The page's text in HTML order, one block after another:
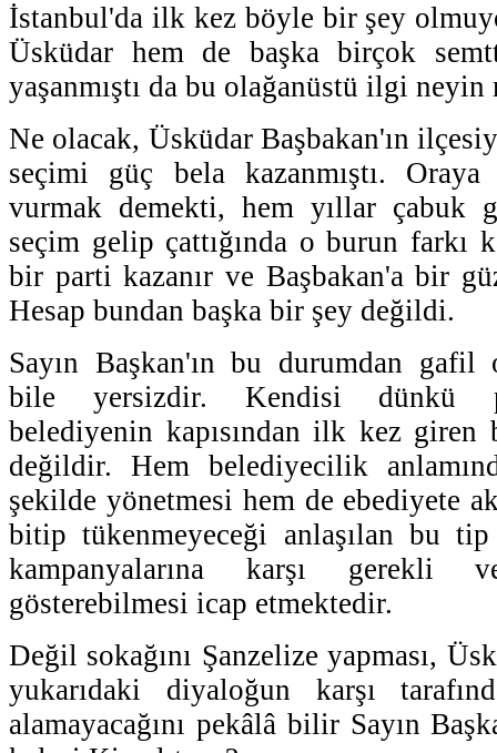
İstanbul'da ilk kez böyle bir şey
Üsküdar hem de başka birçok
yaşanmıştı da bu olağanüstü ilgi
Ne olacak, Üsküdar Başbakan'ın
seçimi güç bela kazanmıştı. Oraya
vurmak demekti, hem yıllar çabuk
seçim gelip çattığında o burun farkı
bir parti kazanır ve Başbakan'a bir
Hesap bundan başka bir şey değildi.
Sayın Başkan'ın bu durumdan gafil
bile yersizdir. Kendisi dünkü
belediyenin kapısından ilk kez giren
değildir. Hem belediyecilik
şekilde yönetmesi hem de ebediyete
bitip tükenmeyeceği anlaşılan bu tip
kampanyalarına karşı gerekli
gösterebilmesi icap etmektedir.
Değil sokağını Şanzelize yapması,
yukarıdaki diyaloğun karşı
alamayacağını pekâlâ bilir Sayın